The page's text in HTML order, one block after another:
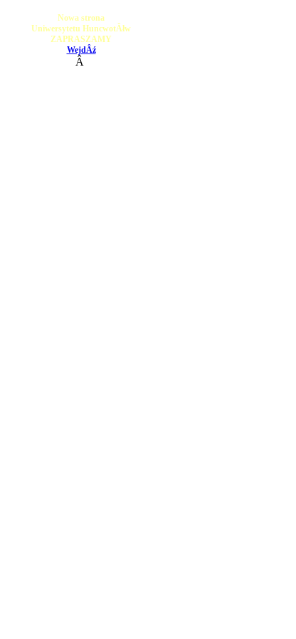
Nowa strona
Uniwersytetu HuncwotĂłw
ZAPRASZAMY
WejdÂź
Â